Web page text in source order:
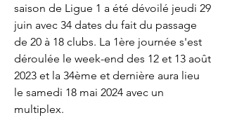
saison de Ligue 1 a été dévoilé jeudi 29
juin avec 34 dates du fait du passage
de 20 à 18 clubs. La 1ère journée s'est
déroulée le week-end des 12 et 13 août
2023 et la 34ème et dernière aura lieu
le samedi 18 mai 2024 avec un
multiplex.